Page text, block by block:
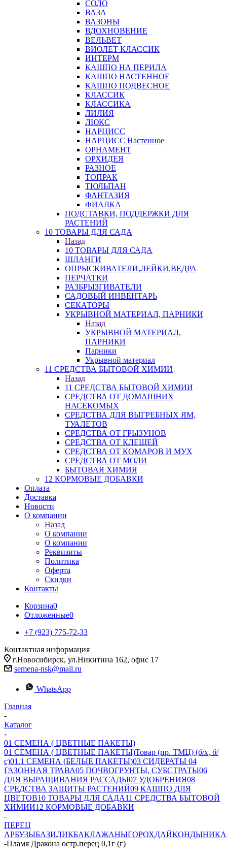
СОЛО
ВАЗА
ВАЗОНЫ
ВДОХНОВЕНИЕ
ВЕЛЬВЕТ
ВИОЛЕТ КЛАССИК
ИНТЕРМ
КАШПО НА ПЕРИЛА
КАШПО НАСТЕННОЕ
КАШПО ПОДВЕСНОЕ
КЛАССИК
КЛАССИКА
ЛИЛИЯ
ЛЮКС
НАРЦИСС
НАРЦИСС Настенное
ОРНАМЕНТ
ОРХИДЕЯ
РАЗНОЕ
ТОПРАК
ТЮЛЬПАН
ФАНТАЗИЯ
ФИАЛКА
ПОДСТАВКИ, ПОДДЕРЖКИ ДЛЯ
РАСТЕНИЙ
10 ТОВАРЫ ДЛЯ САДА
Назад
10 ТОВАРЫ ДЛЯ САДА
ШЛАНГИ
ОПРЫСКИВАТЕЛИ,ЛЕЙКИ,ВЕДРА
ПЕРЧАТКИ
РАЗБРЫЗГИВАТЕЛИ
САДОВЫЙ ИНВЕНТАРЬ
СЕКАТОРЫ
УКРЫВНОЙ МАТЕРИАЛ, ПАРНИКИ
Назад
УКРЫВНОЙ МАТЕРИАЛ,
ПАРНИКИ
Парники
Укрывной материал
11 СРЕДСТВА БЫТОВОЙ ХИМИИ
Назад
11 СРЕДСТВА БЫТОВОЙ ХИМИИ
СРЕДСТВА ОТ ДОМАШНИХ
НАСЕКОМЫХ
СРЕДСТВА ДЛЯ ВЫГРЕБНЫХ ЯМ,
ТУАЛЕТОВ
СРЕДСТВА ОТ ГРЫЗУНОВ
СРЕДСТВА ОТ КЛЕЩЕЙ
СРЕДСТВА ОТ КОМАРОВ И МУХ
СРЕДСТВА ОТ МОЛИ
БЫТОВАЯ ХИМИЯ
12 КОРМОВЫЕ ДОБАВКИ
Оплата
Доставка
Новости
О компании
Назад
О компании
О компании
Реквизиты
Политика
Оферта
Скидки
Контакты
Корзина0
Отложенные0
+7 (923) 775-72-33
Контактная информация
г.Новосибирск, ул.Никитина 162, офис 17
semena-nsk@mail.ru
WhatsApp
Главная
-
Каталог
-
01 СЕМЕНА ( ЦВЕТНЫЕ ПАКЕТЫ)
01 СЕМЕНА ( ЦВЕТНЫЕ ПАКЕТЫ)Товар (пр. ТМЦ) (б/х, б/
с)01.1 СЕМЕНА (БЕЛЫЕ ПАКЕТЫ)03 СИДЕРАТЫ 04
ГАЗОННАЯ ТРАВА05 ПОЧВОГРУНТЫ, СУБСТРАТЫ06
ДЛЯ ВЫРАЩИВАНИЯ РАССАДЫ07 УДОБРЕНИЯ08
СРЕДСТВА ЗАЩИТЫ РАСТЕНИЙ09 КАШПО ДЛЯ
ЦВЕТОВ10 ТОВАРЫ ДЛЯ САДА11 СРЕДСТВА БЫТОВОЙ
ХИМИИ12 КОРМОВЫЕ ДОБАВКИ
-
ПЕРЕЦ
АРБУЗЫБАЗИЛИКБАКЛАЖАНЫГОРОХДАЙКОНДЫНИ
-Пламя Дракона остр.перец 0,1г (г)